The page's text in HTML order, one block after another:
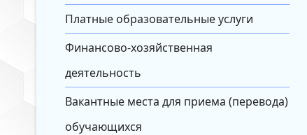
Платные образовательные услуги
Финансово-хозяйственная
деятельность
Вакантные места для приема (перевода)
обучающихся